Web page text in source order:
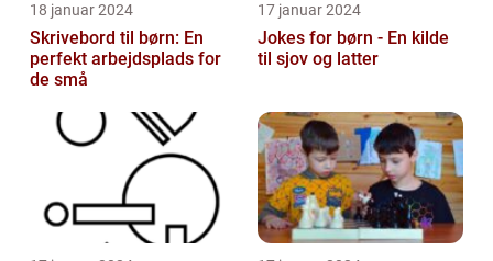
18 januar 2024
Skrivebord til børn: En
perfekt arbejdsplads for
de små
17 januar 2024
Jokes for børn - En kilde
til sjov og latter